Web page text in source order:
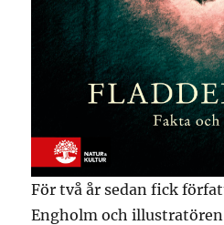
För två år sedan fick
Engholm och